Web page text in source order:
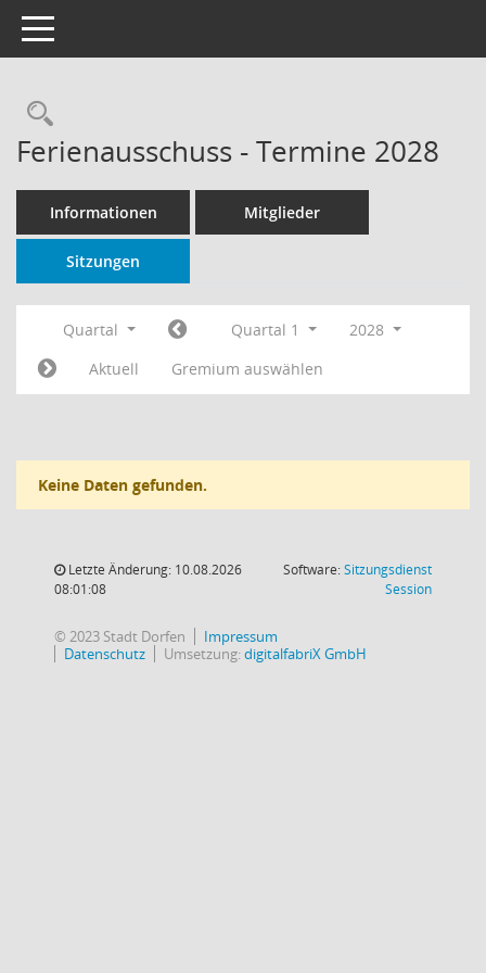
Toggle navigation
Rechercheauswahl
Ferienausschuss - Termine 2028
Informationen Mitglieder
Sitzungen
Quartal Quartal 1
2028
Aktuell
Gremium auswählen
Keine Daten gefunden.
Letzte Änderung: 10.08.2026
08:01:08
Software:Sitzungsdienst
Session(Wird in
© 2023 Stadt Dorfen
Impressum
Datenschutz
Umsetzung:digitalfabriX GmbH